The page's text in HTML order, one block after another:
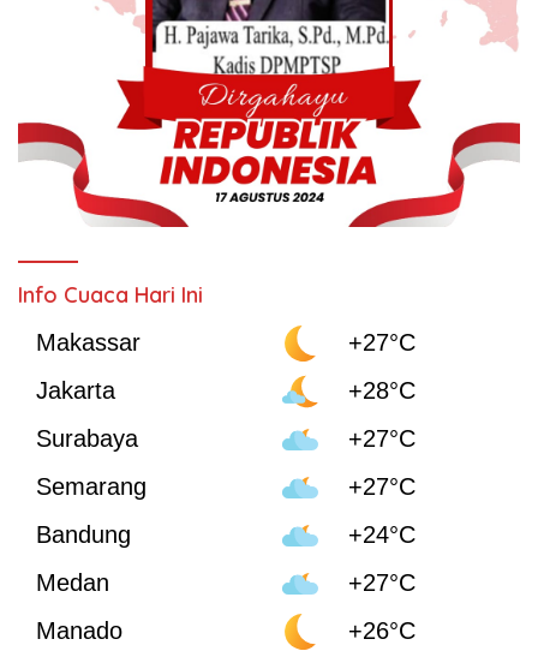
Info Cuaca Hari Ini
Makassar
+27°C
Jakarta
+28°C
Surabaya
+27°C
Semarang
+27°C
Bandung
+24°C
Medan
+27°C
Manado
+26°C